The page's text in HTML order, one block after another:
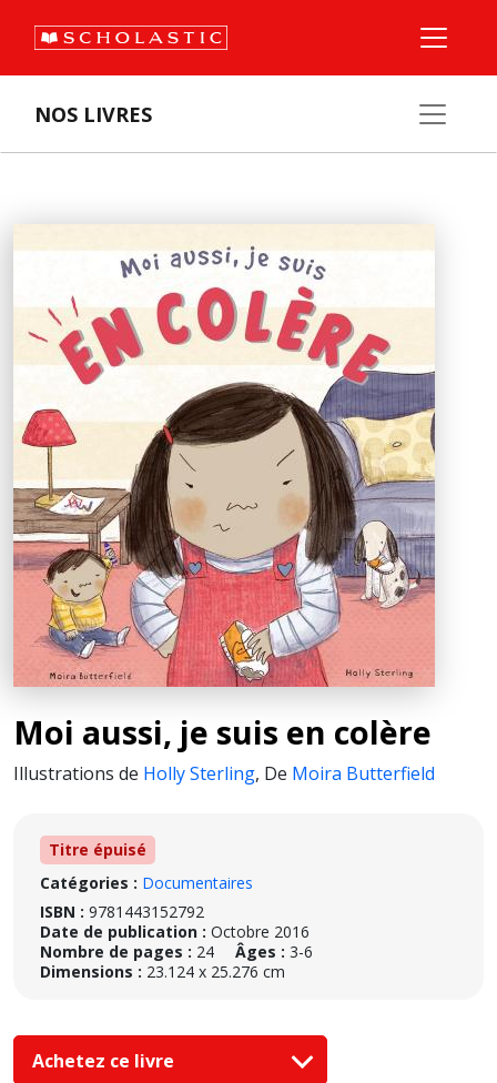
NOS LIVRES
Moi aussi, je suis en colère
Illustrations de Holly Sterling, De Moira Butterfield
Titre épuisé
Catégories : Documentaires
ISBN : 9781443152792
Date de publication : Octobre 2016
Nombre de pages : 24 Âges : 3-6
Dimensions : 23.124 x 25.276 cm
Achetez ce livre